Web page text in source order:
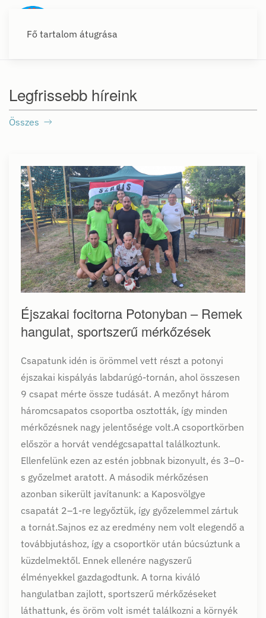
Fő tartalom átugrása
Legfrissebb híreink
Összes
Éjszakai focitorna Potonyban – Remek
hangulat, sportszerű mérkőzések
Csapatunk idén is örömmel vett részt a potonyi
éjszakai kispályás labdarúgó-tornán, ahol összesen
9 csapat mérte össze tudását. A mezőnyt három
háromcsapatos csoportba osztották, így minden
mérkőzésnek nagy jelentősége volt.A csoportkörben
először a horvát vendégcsapattal találkoztunk.
Ellenfelünk ezen az estén jobbnak bizonyult, és 3–0-
s győzelmet aratott. A második mérkőzésen
azonban sikerült javítanunk: a Kaposvölgye
csapatát 2–1-re legyőztük, így győzelemmel zártuk
a tornát.Sajnos ez az eredmény nem volt elegendő a
továbbjutáshoz, így a csoportkör után búcsúztunk a
küzdelmektől. Ennek ellenére nagyszerű
élményekkel gazdagodtunk. A torna kiváló
hangulatban zajlott, sportszerű mérkőzéseket
láthattunk, és öröm volt ismét találkozni a környék